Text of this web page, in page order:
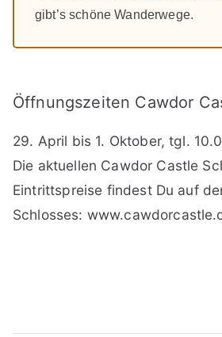
gibt’s schöne Wanderwege.
Öffnungszeiten Cawdor
29. April bis 1. Oktober, tgl.
Die aktuellen Cawdor Castle
Eintrittspreise findest Du auf
Schlosses: